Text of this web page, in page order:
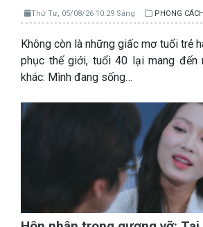
Thứ Tư, 05/08/26 10:29 Sáng PHONG CÁCH
Không còn là những giấc mơ tuổi trẻ
phục thế giới, tuổi 40 lại mang đến
khác: Mình đang sống…